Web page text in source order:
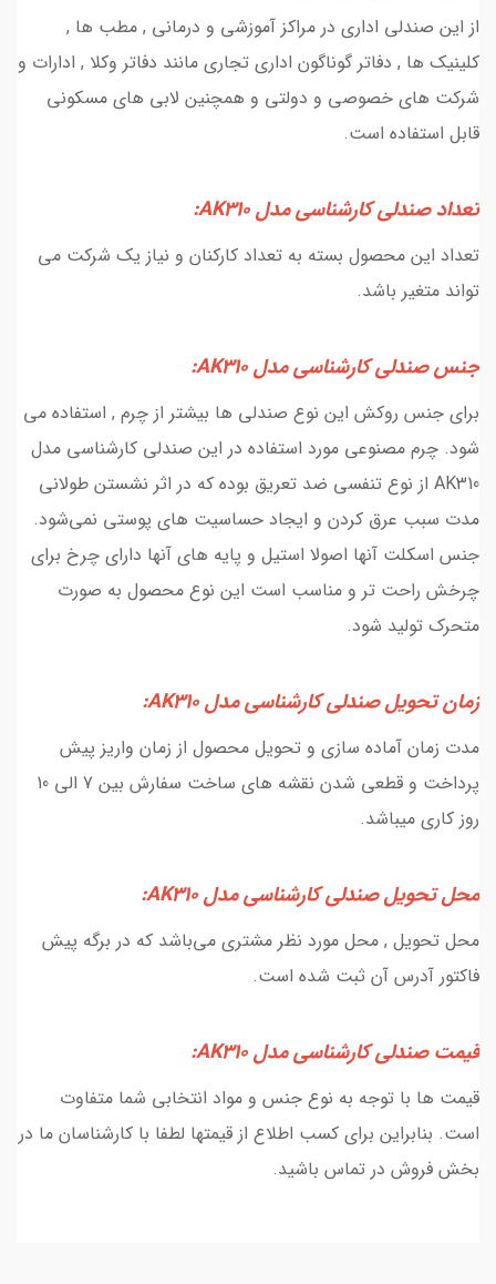
از این صندلی اداری در مراکز آموزشی و درمانی , مطب ها ,
کلینیک ها , دفاتر گوناگون اداری تجاری مانند دفاتر وکلا , ادارات و
شرکت های خصوصی و دولتی و همچنین لابی های مسکونی
قابل استفاده است.
تعداد صندلی کارشناسی مدل AK310:
تعداد این محصول بسته به تعداد کارکنان و نیاز یک شرکت می
تواند متغیر باشد.
جنس صندلی کارشناسی مدل AK310:
برای جنس روکش این نوع صندلی ها بیشتر از چرم , استفاده می
شود. چرم مصنوعی مورد استفاده در این صندلی کارشناسی مدل
AK310 از نوع تنفسی ضد تعریق بوده که در اثر نشستن طولانی
مدت سبب عرق کردن و ایجاد حساسیت های پوستی نمی‌شود.
جنس اسکلت آنها اصولا استیل و پایه های آنها دارای چرخ برای
چرخش راحت تر و مناسب است این نوع محصول به صورت
متحرک تولید شود.
زمان تحویل صندلی کارشناسی مدل AK310:
مدت زمان آماده سازی و تحویل محصول از زمان واریز پیش
پرداخت و قطعی شدن نقشه های ساخت سفارش بین 7 الی 10
روز کاری میباشد.
محل تحویل صندلی کارشناسی مدل AK310:
محل تحویل , محل مورد نظر مشتری می‌باشد که در برگه پیش
فاکتور آدرس آن ثبت شده است.
قیمت صندلی کارشناسی مدل AK310:
قیمت ها با توجه به نوع جنس و مواد انتخابی شما متفاوت
است. بنابراین برای کسب اطلاع از قیمتها لطفا با کارشناسان ما در
بخش فروش در تماس باشید.